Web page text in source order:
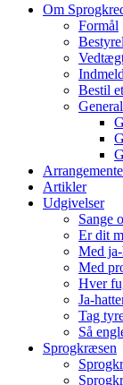
Om
Formål
Bestil
Artikler
Udgivelser
Sange
Er dit
Med
Med
Hver
Ja-
Tag
Så
Sprogkræsen